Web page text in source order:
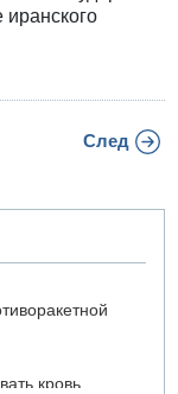
След
кровь